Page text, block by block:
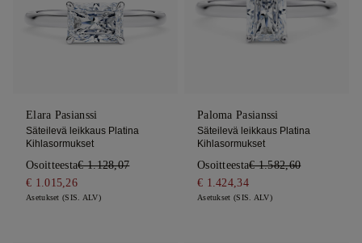
Elara Pasianssi
Säteilevä leikkaus Platina
Kihlasormukset
Osoitteesta€ 1.128,07
€ 1.015,26
Asetukset (SIS. ALV)
Paloma Pasianssi
Säteilevä leikkaus Platina
Kihlasormukset
Osoitteesta€ 1.582,60
€ 1.424,34
Asetukset (SIS. ALV)